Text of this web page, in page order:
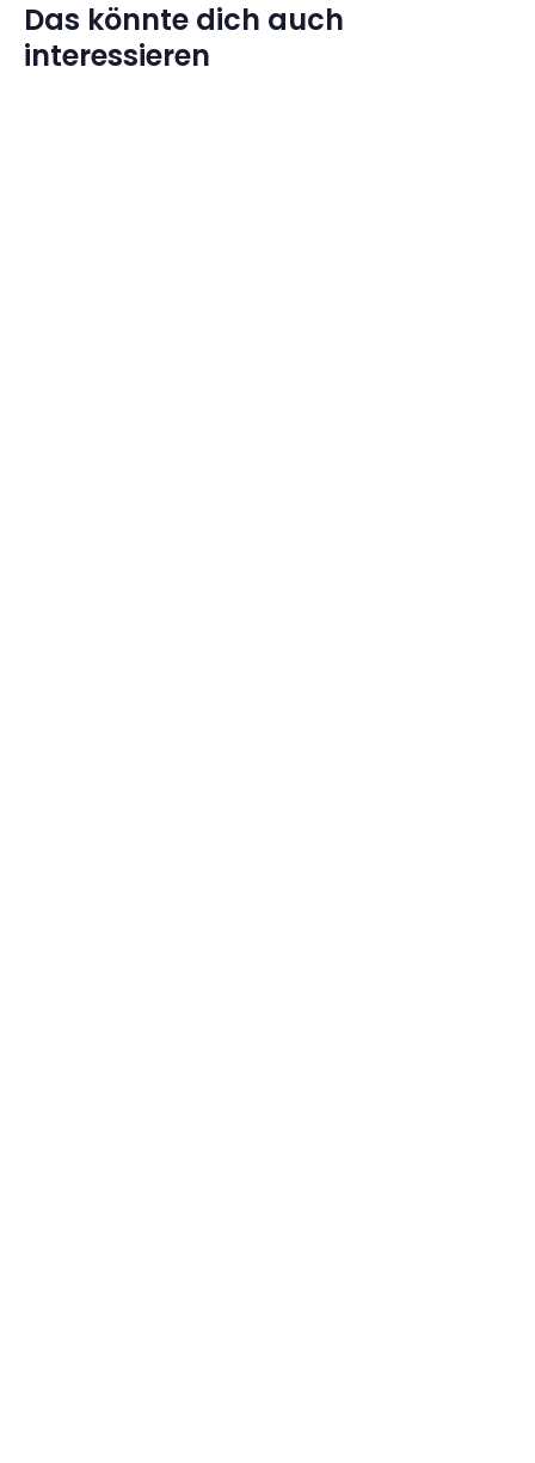
Das könnte dich auch
interessieren